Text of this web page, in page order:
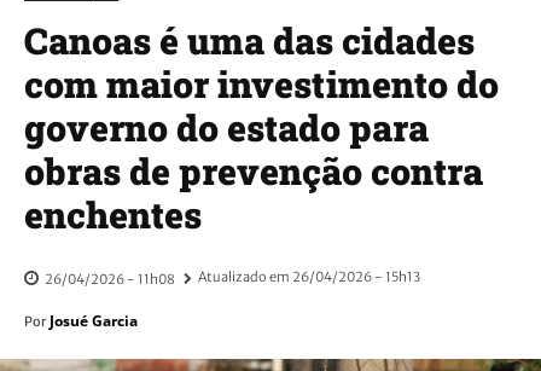
Canoas é uma das cidades
com maior investimento do
governo do estado para
obras de prevenção contra
enchentes
26/04/2026 - 11h08 Atualizado em 26/04/2026 - 15h13
Por Josué Garcia